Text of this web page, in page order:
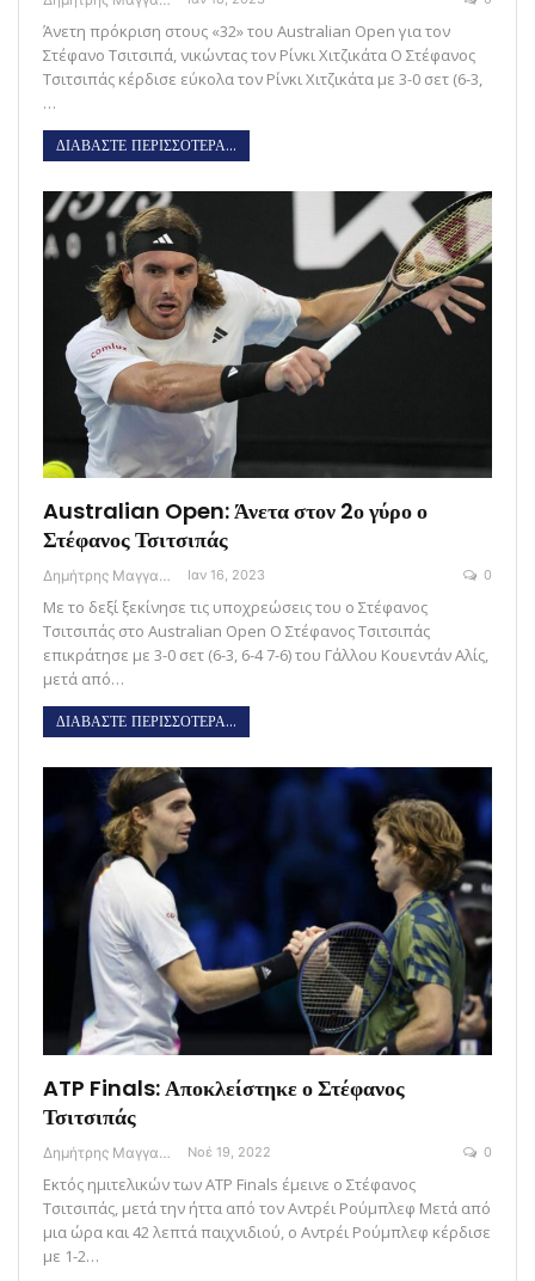
Άνετη πρόκριση στους «32» του Australian Open για τον
Στέφανο Τσιτσιπά, νικώντας τον Ρίνκι Χιτζικάτα O Στέφανος
Τσιτσιπάς κέρδισε εύκολα τον Ρίνκι Χιτζικάτα με 3-0 σετ (6-3,
…
ΔΙΑΒΑΣΤΕ ΠΕΡΙΣΣΟΤΕΡΑ...
Australian Open: Άνετα στον 2ο γύρο ο
Στέφανος Τσιτσιπάς
Δημήτρης Μαγγανάρης Ιαν 16, 2023 0
Με το δεξί ξεκίνησε τις υποχρεώσεις του ο Στέφανος
Τσιτσιπάς στο Australian Open Ο Στέφανος Τσιτσιπάς
επικράτησε με 3-0 σετ (6-3, 6-4 7-6) του Γάλλου Κουεντάν Αλίς,
μετά από…
ΔΙΑΒΑΣΤΕ ΠΕΡΙΣΣΟΤΕΡΑ...
ATP Finals: Αποκλείστηκε ο Στέφανος
Τσιτσιπάς
Δημήτρης Μαγγανάρης Νοέ 19, 2022 0
Εκτός ημιτελικών των ATP Finals έμεινε ο Στέφανος
Τσιτσιπάς, μετά την ήττα από τον Αντρέι Ρούμπλεφ Μετά από
μια ώρα και 42 λεπτά παιχνιδιού, o Αντρέι Ρούμπλεφ κέρδισε
με 1-2…